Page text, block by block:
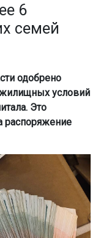
6
семей
одобрено
условий
Это
распоряжение